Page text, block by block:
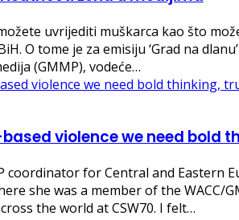
uvrijediti muškarca kao što
O tome je za emisiju ‘Grad na
(GMMP), vodeće…
violence we need bold
coordinator for Central and Eastern
she was a member of the
the world at CSW70. I felt…